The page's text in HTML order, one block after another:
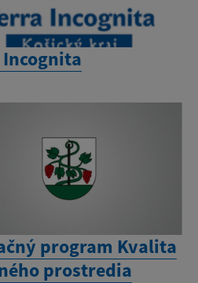
Incognita
program Kvalita
prostredia